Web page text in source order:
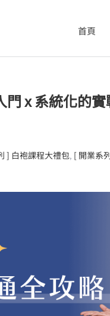
首頁
x 系統化的
] 白袍課程大禮包, [ 開業系